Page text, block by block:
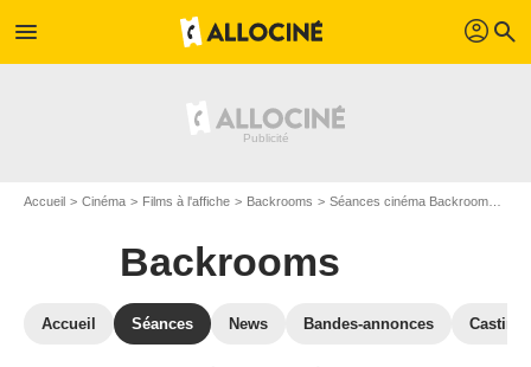
menu profil search
Accueil Cinéma Films à l'affiche Backrooms Séances cinéma Backrooms
Backrooms
Accueil Séances News Bandes-annonces Casting